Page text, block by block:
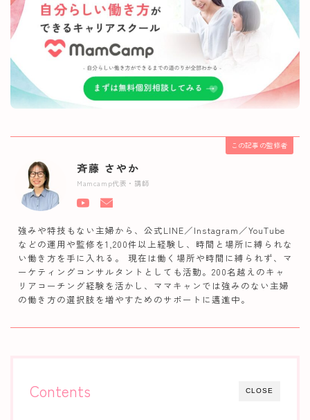
この記事の監修者
斉藤 さやか
Mamcamp代表・講師
強みや特技もない主婦から、公式LINE／Instagram／YouTube
などの運用や監修を1,200件以上経験し、時間と場所に縛られな
い働き方を手に入れる。 現在は働く場所や時間に縛られず、マ
ーケティングコンサルタントとしても活動。200名越えのキャ
リアコーチング経験を活かし、ママキャンでは強みのない主婦
の働き方の選択肢を増やすためのサポートに邁進中。
CLOSE
Contents